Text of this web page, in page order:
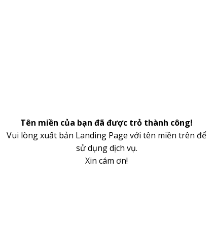
Tên miền của bạn đã được trỏ thành công!
Vui lòng xuất bản Landing Page với tên miền trên để
sử dụng dịch vụ.
Xin cám ơn!